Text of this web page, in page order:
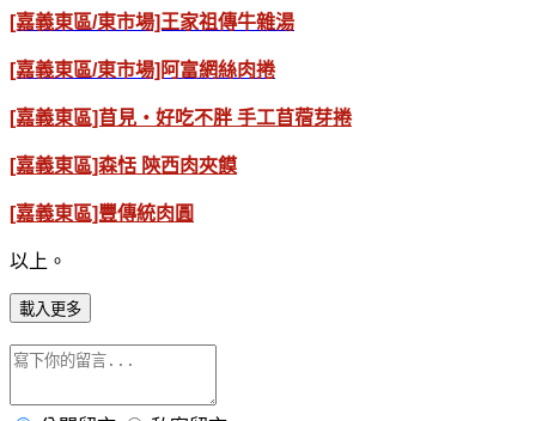
[嘉義東區/東市場]王家祖傳牛雜湯
[嘉義東區/東市場]阿富網絲肉捲
[嘉義東區]苜見‧好吃不胖 手工苜蓿芽捲
[嘉義東區]森恬 陝西肉夾饃
[嘉義東區]豐傳統肉圓
以上。
載入更多